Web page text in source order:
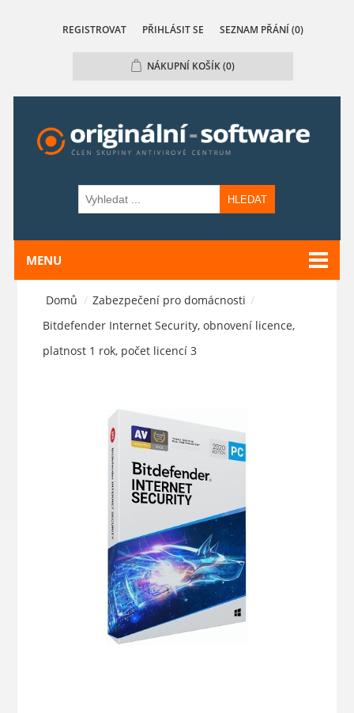
REGISTROVAT PŘIHLÁSIT SE SEZNAM PŘÁNÍ (0)
NÁKUPNÍ KOŠÍK(0)
HLEDAT
MENU
Domů / Zabezpečení pro domácnosti /
Bitdefender Internet Security, obnovení licence,
platnost 1 rok, počet licencí 3